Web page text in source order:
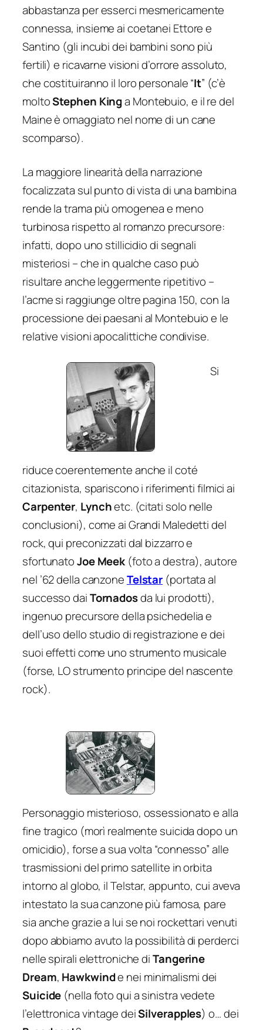
abbastanza per esserci mesmericamente
connessa, insieme ai coetanei Ettore e
Santino (gli incubi dei bambini sono più
fertili) e ricavarne visioni d’orrore assoluto,
che costituiranno il loro personale“It” (c’è
moltoStephen Kinga Montebuio, e il re del
Maine è omaggiato nel nome di un cane
scomparso).
La maggiore linearità della narrazione
focalizzata sul punto di vista di una bambina
rende la trama più omogenea e meno
turbinosa rispetto al romanzo precursore:
infatti, dopo uno stillicidio di segnali
misteriosi – che in qualche caso può
risultare anche leggermente ripetitivo –
l’acme si raggiunge oltre pagina 150, con la
processione dei paesani al Montebuio e le
relative visioni apocalittiche condivise.
Si
riduce coerentemente anche il coté
citazionista, spariscono i riferimenti filmici ai
Carpenter, Lynchetc. (citati solo nelle
conclusioni), come ai Grandi Maledetti del
rock, qui preconizzati dal bizzarro e
sfortunatoJoe Meek (foto a destra), autore
nel ’62 della canzoneTelstar (portata al
successo daiTornadosda lui prodotti),
ingenuo precursore della psichedelia e
dell’uso dello studio di registrazione e dei
suoi effetti come uno strumento musicale
(forse, LOstrumento principe del nascente
rock).
Personaggio misterioso, ossessionato e alla
fine tragico (morì realmente suicida dopo un
omicidio), forse a sua volta “connesso” alle
trasmissioni del primo satellite in orbita
intorno al globo, il Telstar, appunto, cui aveva
intestato la sua canzone più famosa, pare
sia anche grazie a lui se noi rockettari venuti
dopo abbiamo avuto la possibilità di perderci
nelle spirali elettroniche diTangerine
Dream, Hawkwinde nei minimalismi dei
Suicide (nella foto qui a sinistra vedete
l’elettronica vintage deiSilverapples) o… dei